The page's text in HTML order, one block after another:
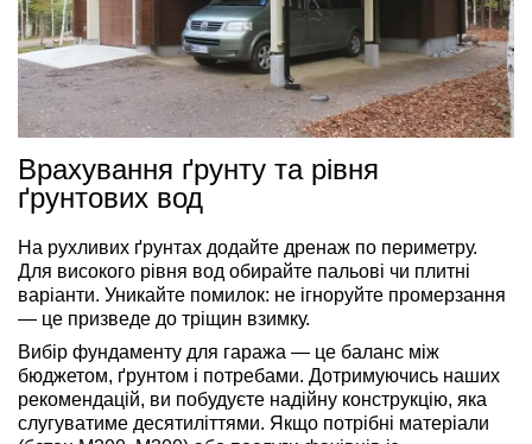
Врахування ґрунту та рівня
ґрунтових вод
На рухливих ґрунтах додайте дренаж по периметру.
Для високого рівня вод обирайте пальові чи плитні
варіанти. Уникайте помилок: не ігноруйте промерзання
— це призведе до тріщин взимку.
Вибір фундаменту для гаража — це баланс між
бюджетом, ґрунтом і потребами. Дотримуючись наших
рекомендацій, ви побудуєте надійну конструкцію, яка
слугуватиме десятиліттями. Якщо потрібні матеріали